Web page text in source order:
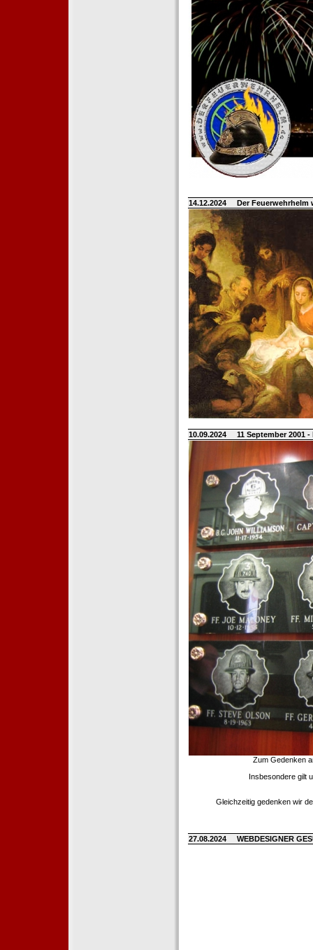
14.12.2024 Der
10.09.2024 11 September 2001
Zum Gedenken
Insbesondere gilt
Gleichzeitig gedenken wir
27.08.2024 WEBDESIGNER